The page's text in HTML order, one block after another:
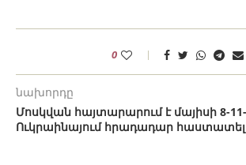
0
նախորդը
Մոսկվան հայտարարում է մայիսի 8-
Ուկրաինայում հրադադար